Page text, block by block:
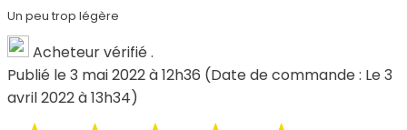
Un peu trop légère
Acheteur vérifié .
Publié le 3 mai 2022 à 12h36 (Date de commande : Le 3
avril 2022 à 13h34)